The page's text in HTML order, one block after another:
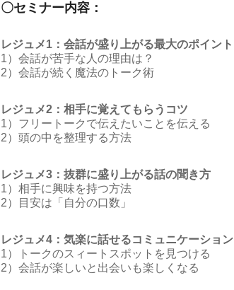
〇セミナー内容：
レジュメ1：会話が盛り上がる最大のポイント
1）会話が苦手な人の理由は？
2）会話が続く魔法のトーク術
レジュメ2：相手に覚えてもらうコツ
1）フリートークで伝えたいことを伝える
2）頭の中を整理する方法
レジュメ3：抜群に盛り上がる話の聞き方
1）相手に興味を持つ方法
2）目安は「自分の口数」
レジュメ4：気楽に話せるコミュニケーション
1）トークのスィートスポットを見つける
2）会話が楽しいと出会いも楽しくなる